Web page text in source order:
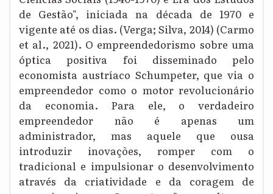
de Gestão", iniciada na década de 1970 e
vigente até os dias. (Verga; Silva, 2014) (Carmo
et al., 2021). O empreendedorismo sobre uma
óptica positiva foi disseminado pelo
economista austríaco Schumpeter, que via o
empreendedor como o motor revolucionário
da economia. Para ele, o verdadeiro
empreendedor não é apenas um
administrador, mas aquele que ousa
introduzir inovações, romper com o
tradicional e impulsionar o desenvolvimento
através da criatividade e da coragem de